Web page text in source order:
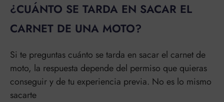
¿CUÁNTO SE TARDA EN SACAR EL
CARNET DE UNA MOTO?
Si te preguntas cuánto se tarda en sacar el carnet de
moto, la respuesta depende del permiso que quieras
conseguir y de tu experiencia previa. No es lo mismo
sacarte